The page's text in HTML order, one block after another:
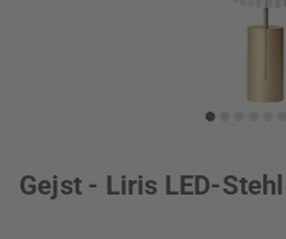
Gejst - Liris LED-